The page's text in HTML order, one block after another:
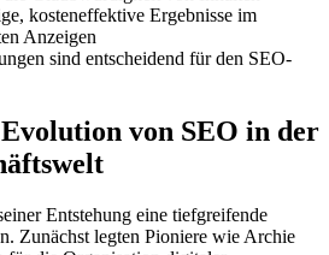
kosteneffektive Ergebnisse im
Anzeigen
sind entscheidend für den SEO-
von SEO in der
Entstehung eine tiefgreifende
Zunächst legten Pioniere wie Archie